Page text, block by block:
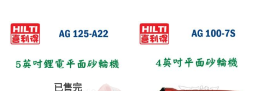
已售完